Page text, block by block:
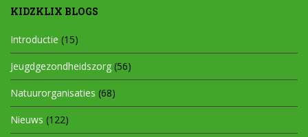
KIDZKLIX BLOGS
Introductie (15)
Jeugdgezondheidszorg (56)
Natuurorganisaties (68)
Nieuws (122)